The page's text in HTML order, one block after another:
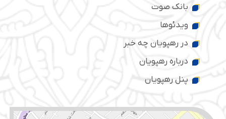
بانک صوت
ویدئوها
در رهپویان چه خبر
درباره رهپویان
پنل رهپویان